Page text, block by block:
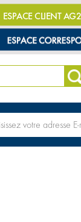
ESPACE CLIENT